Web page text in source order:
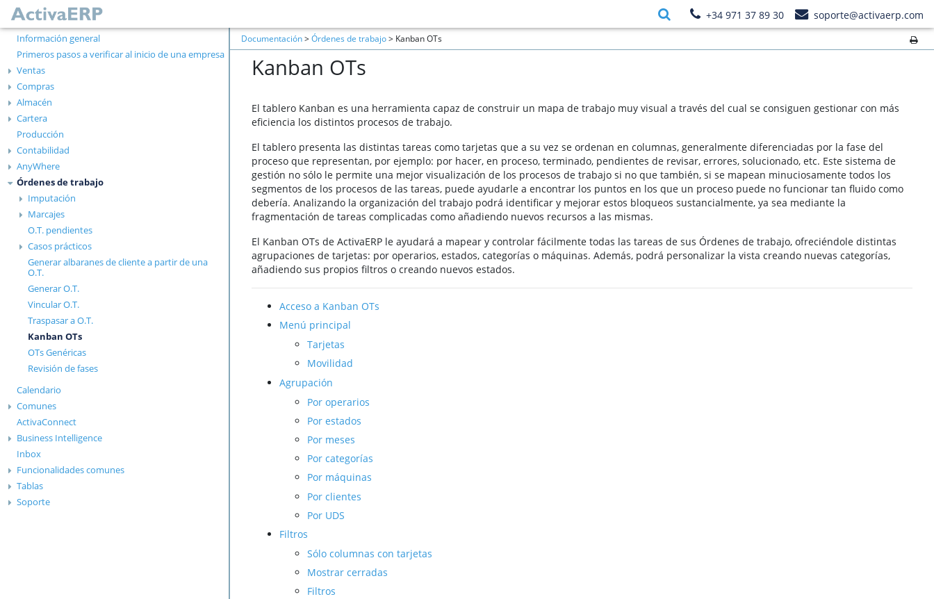
+34 971 37 89 30 soporte@activaerp.com
Información general
Primeros pasos a verificar al inicio de una empresa
Ventas
Compras
Almacén
Cartera
Producción
Contabilidad
AnyWhere
Órdenes de trabajo
Imputación
Marcajes
O.T. pendientes
Casos prácticos
Generar albaranes de cliente a partir de una
O.T.
Generar O.T.
Vincular O.T.
Traspasar a O.T.
Kanban OTs
OTs Genéricas
Revisión de fases
Calendario
Comunes
ActivaConnect
Business Intelligence
Inbox
Funcionalidades comunes
Tablas
Soporte
Documentación>Órdenes de trabajo> Kanban OTs
Kanban OTs
El tablero Kanban es una herramienta capaz de construir un mapa de trabajo muy visual a través del cual se consiguen gestionar con más
eficiencia los distintos procesos de trabajo.
El tablero presenta las distintas tareas como tarjetas que a su vez se ordenan en columnas, generalmente diferenciadas por la fase del
proceso que representan, por ejemplo: por hacer, en proceso, terminado, pendientes de revisar, errores, solucionado, etc. Este sistema de
gestión no sólo le permite una mejor visualización de los procesos de trabajo si no que también, si se mapean minuciosamente todos los
segmentos de los procesos de las tareas, puede ayudarle a encontrar los puntos en los que un proceso puede no funcionar tan fluido como
debería. Analizando la organización del trabajo podrá identificar y mejorar estos bloqueos sustancialmente, ya sea mediante la
fragmentación de tareas complicadas como añadiendo nuevos recursos a las mismas.
El Kanban OTs de ActivaERP le ayudará a mapear y controlar fácilmente todas las tareas de sus Órdenes de trabajo, ofreciéndole distintas
agrupaciones de tarjetas: por operarios, estados, categorías o máquinas. Además, podrá personalizar la vista creando nuevas categorías,
añadiendo sus propios filtros o creando nuevos estados.
Acceso a Kanban OTs
Menú principal
Tarjetas
Movilidad
Agrupación
Por operarios
Por estados
Por meses
Por categorías
Por máquinas
Por clientes
Por UDS
Filtros
Sólo columnas con tarjetas
Mostrar cerradas
Filtros